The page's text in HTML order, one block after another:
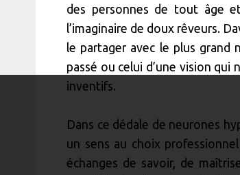
des personnes de tout âge
l’imaginaire de doux rêveurs.
le partager avec le plus grand
passé ou celui d’une vision qui
inventifs.
Dans ce dédale de neurones
un sens au choix
échanges de savoir, de